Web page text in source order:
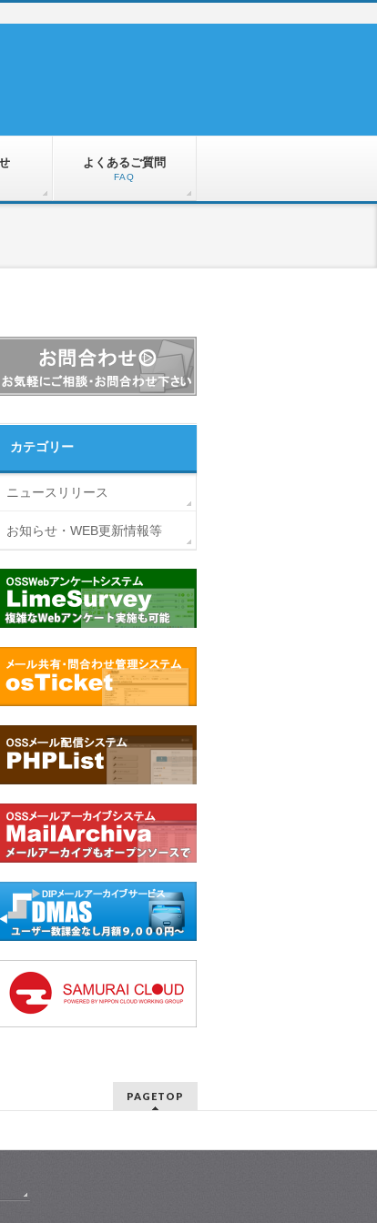
よくあるご質問
FAQ
カテゴリー
ニュースリリース
お知らせ・WEB更新情報等
PAGETOP